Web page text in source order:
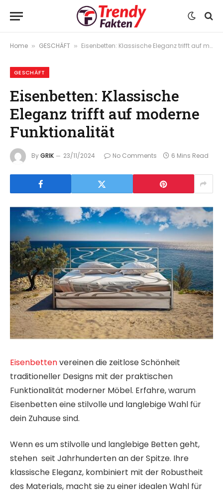
Home » GESCHÄFT » Eisenbetten: Klassische Eleganz trifft auf moderne Funktionalität
GESCHÄFT
Eisenbetten: Klassische
Eleganz trifft auf moderne
Funktionalität
ByGRIK 23/11/2024 No Comments 6 Mins Read
Eisenbettenvereinen die zeitlose Schönheit
traditioneller Designs mit der praktischen
Funktionalität moderner Möbel. Erfahre, warum
Eisenbetten eine stilvolle und langlebige Wahl für
dein Zuhause sind.
Wenn es um stilvolle und langlebige Betten geht,
stehen seit Jahrhunderten an der Spitze. Ihre
klassische Eleganz, kombiniert mit der Robustheit
des Materials, macht sie zu einer idealen Wahl für